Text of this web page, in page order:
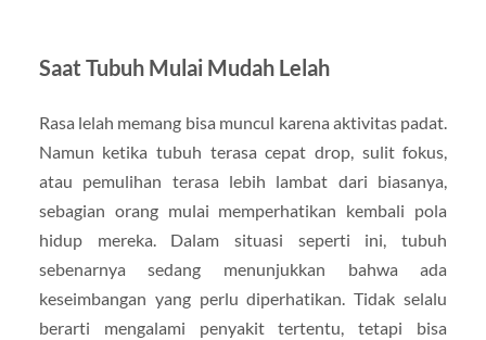
Saat Tubuh Mulai Mudah Lelah
Rasa lelah memang bisa muncul karena aktivitas padat.
Namun ketika tubuh terasa cepat drop, sulit fokus,
atau pemulihan terasa lebih lambat dari biasanya,
sebagian orang mulai memperhatikan kembali pola
hidup mereka. Dalam situasi seperti ini, tubuh
sebenarnya sedang menunjukkan bahwa ada
keseimbangan yang perlu diperhatikan. Tidak selalu
berarti mengalami penyakit tertentu, tetapi bisa